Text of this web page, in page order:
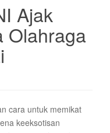
Ajak
Olahraga
cara untuk memikat
keeksotisan